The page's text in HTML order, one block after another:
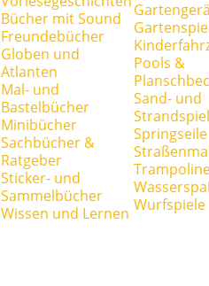
Bücher mit Sound
Freundebücher
Globen und
Atlanten
Mal- und
Bastelbücher
Minibücher
Sachbücher &
Ratgeber
Sticker- und
Sammelbücher
Wissen und Lernen
Pools &
Sand- und
Springseile
Wurfspiele